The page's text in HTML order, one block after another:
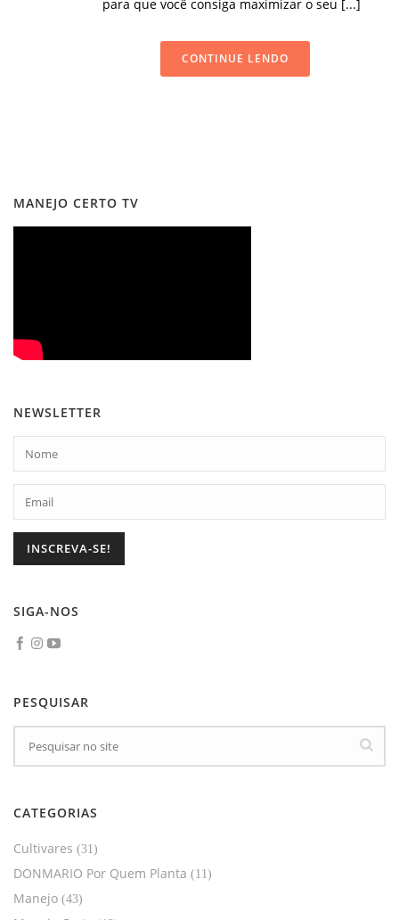
para que você consiga maximizar o seu [...]
CONTINUE LENDO
MANEJO CERTO TV
NEWSLETTER
SIGA-NOS
PESQUISAR
CATEGORIAS
Cultivares (31)
DONMARIO Por Quem Planta (11)
Manejo (43)